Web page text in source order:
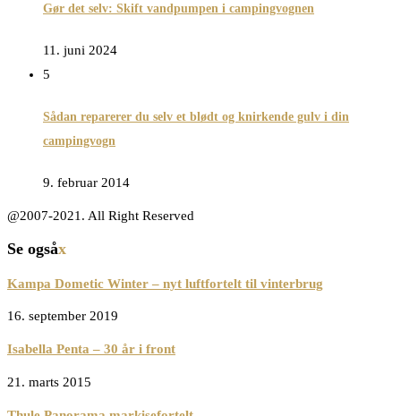
Gør det selv: Skift vandpumpen i campingvognen
11. juni 2024
5
Sådan reparerer du selv et blødt og knirkende gulv i din
campingvogn
9. februar 2014
@2007-2021. All Right Reserved
Se ogsåx
Kampa Dometic Winter – nyt luftfortelt til vinterbrug
16. september 2019
Isabella Penta – 30 år i front
21. marts 2015